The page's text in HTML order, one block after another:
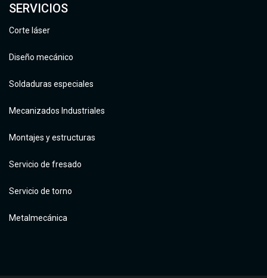
SERVICIOS
Corte láser
Diseño mecánico
Soldaduras especiales
Mecanizados Industriales
Montajes y estructuras
Servicio de fresado
Servicio de torno
Metalmecánica